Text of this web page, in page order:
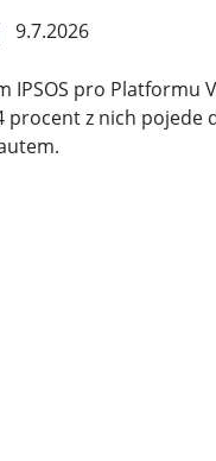
9.7.2026
IPSOS pro
procent z nich pojede